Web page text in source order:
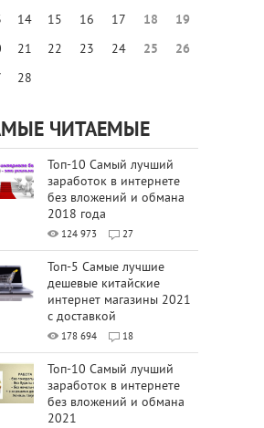
14 15 16 17 18
19
21 22 23 24 25
26
28
ЧИТАЕМЫЕ
Топ-10 Самый лучший
заработок в интернете
без вложений и обмана
2018 года
124 973 27
Топ-5 Самые лучшие
дешевые китайские
интернет магазины 2021
с доставкой
178 694 18
Топ-10 Самый лучший
заработок в интернете
без вложений и обмана
2021